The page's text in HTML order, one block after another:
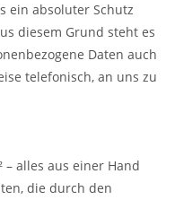
ein absoluter Schutz
diesem Grund steht es
Daten auch
telefonisch, an uns zu
alles aus einer Hand
die durch den